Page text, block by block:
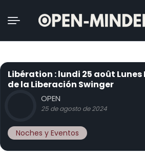
Buscar:
Libération : lundi 25 août Lunes
de la Liberación Swinger
OPEN
25 de agosto de 2024
Noches y Eventos